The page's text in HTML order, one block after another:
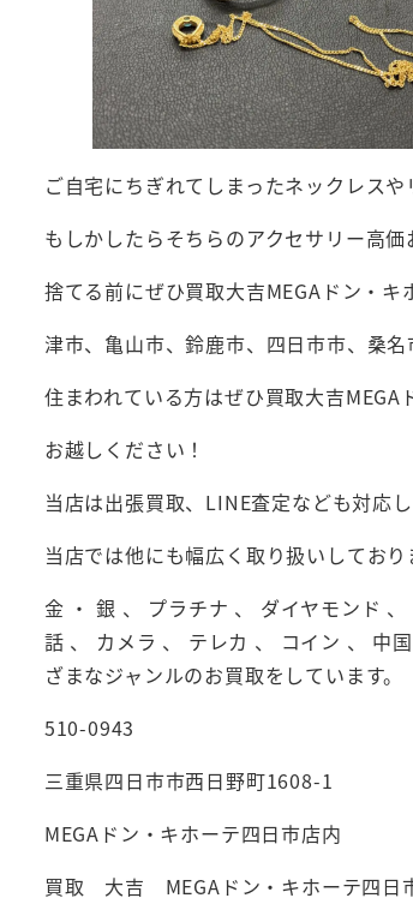
ご自宅にちぎれてしまったネックレス
もしかしたらそちらのアクセサリー高
捨てる前にぜひ買取大吉MEGAドン・
津市、亀山市、鈴鹿市、四日市市、桑
住まわれている方はぜひ買取大吉MEGA
お越しください！
当店は出張買取、LINE査定なども対応し
当店では他にも幅広く取り扱いしており
金 ・ 銀 、 プラチナ 、 ダイヤモンド
話 、 カメラ 、 テレカ 、 コイン 、 中
ざまなジャンルのお買取をしています。
510-0943
三重県四日市市西日野町1608-1
MEGAドン・キホーテ四日市店内
買取 大吉 MEGAドン・キホーテ四日